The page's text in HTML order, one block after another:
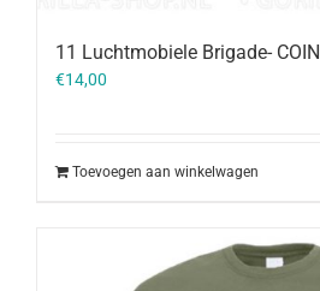
11 Luchtmobiele Brigade- COIN
€14,00
Toevoegen aan winkelwagen